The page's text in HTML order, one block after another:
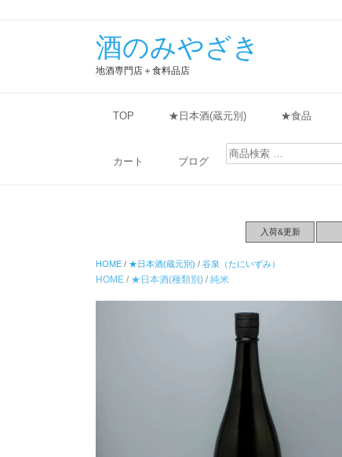
酒のみやざき
地酒専門店＋食料品店
TOP ★日本酒(蔵元別) ★食品
カート ブログ
検
索
入荷&更新
HOME / ★日本酒(蔵元別) / 谷泉（たにいずみ）
HOME / ★日本酒(種類別) / 純米